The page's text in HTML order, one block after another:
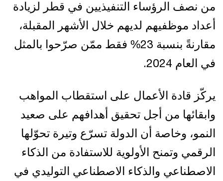
من نصف الرؤساء التنفيذيين في قطر لزيادة
أعداد موظفيهم لديهم خلال الأشهر المقبلة،
مقارنةً بنسبة 23% فقط ممّن صرّحوا بالمثل
في العام 2024.
يركّز قادة الأعمال على استقطاب المواهب
وابقائها من أجل تحقيق أهدافهم على صعيد
النمو، وخاصة أن الدولة تسرّع وتيرة تحوّلها
الرقمي وتمنح الأولوية للاستفادة من الذكاء
الاصطناعي والذكاء الاصطناعي التوليدي في